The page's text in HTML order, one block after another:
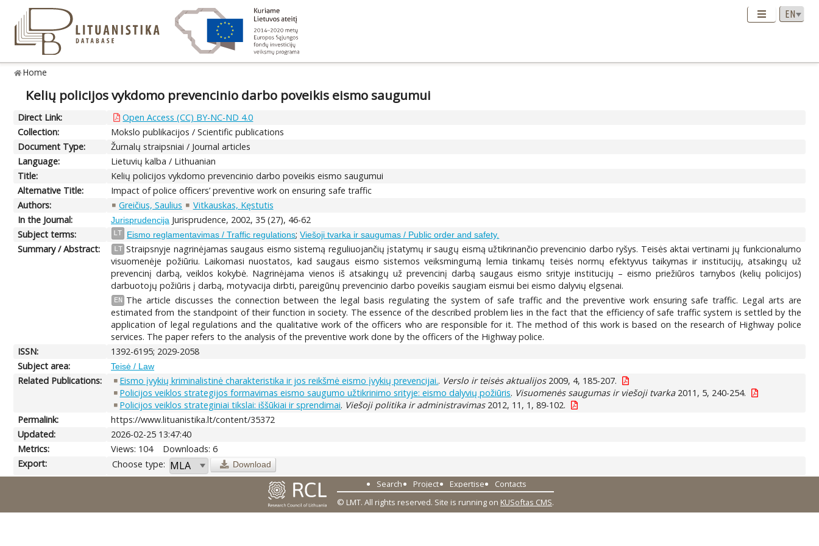
Home
Kelių policijos vykdomo prevencinio darbo poveikis eismo saugumui
Direct Link:
Open Access (CC) BY-NC-ND 4.0
Collection:
Mokslo publikacijos / Scientific publications
Document Type:
Žurnalų straipsniai / Journal articles
Language:
Lietuvių kalba / Lithuanian
Title:
Kelių policijos vykdomo prevencinio darbo poveikis eismo saugumui
Alternative Title:
Impact of police officers’ preventive work on ensuring safe traffic
Authors:
Greičius, Saulius
Vitkauskas, Kęstutis
In the Journal:
Jurisprudencija Jurisprudence, 2002, 35 (27), 46-62
Subject terms:
LT Eismo reglamentavimas / Traffic regulations;Viešoji tvarka ir saugumas / Public order and safety.
Summary / Abstract: LT Straipsnyje nagrinėjamas saugaus eismo sistemą reguliuojančių įstatymų ir saugų eismą užtikrinančio prevencinio darbo ryšys. Teisės aktai vertinami jų funkcionalumo
visuomenėje požiūriu. Laikomasi nuostatos, kad saugaus eismo sistemos veiksmingumą lemia tinkamų teisės normų efektyvus taikymas ir institucijų, atsakingų už
prevencinį darbą, veiklos kokybė. Nagrinėjama vienos iš atsakingų už prevencinį darbą saugaus eismo srityje institucijų – eismo priežiūros tarnybos (kelių policijos)
darbuotojų požiūris į darbą, motyvacija dirbti, pareigūnų prevencinio darbo poveikis saugiam eismui bei eismo dalyvių elgsenai.
EN
The article discusses the connection between the legal basis regulating the system of safe traffic and the preventive work ensuring safe traffic. Legal arts are
estimated from the standpoint of their function in society. The essence of the described problem lies in the fact that the efficiency of safe traffic system is settled by the
application of legal regulations and the qualitative work of the officers who are responsible for it. The method of this work is based on the research of Highway police
services. The paper refers to the analysis of the preventive work done by the officers of the Highway police.
ISSN:
1392-6195; 2029-2058
Subject area:
Teisė / Law
Related Publications: Eismo įvykių kriminalistinė charakteristika ir jos reikšmė eismo įvykių prevencijai.. Verslo ir teisės aktualijos2009, 4, 185-207.
Policijos veiklos strategijos formavimas eismo saugumo užtikrinimo srityje: eismo dalyvių požiūris. Visuomenės saugumas ir viešoji tvarka2011, 5, 240-254.
Policijos veiklos strateginiai tikslai: iššūkiai ir sprendimai. Viešoji politika ir administravimas2012, 11, 1, 89-102.
Permalink:
https://www.lituanistika.lt/content/35372
Updated:
2026-02-25 13:47:40
Metrics:
Views: 104
Downloads: 6
Export:
Choose type: Download
Search Project Expertise
Contacts
© LMT. All rights reserved. Site is running on KUSoftas CMS.